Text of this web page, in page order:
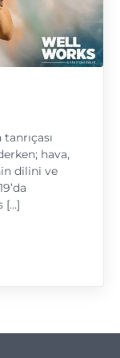
tanrıçası
hava,
dilini ve
[…]